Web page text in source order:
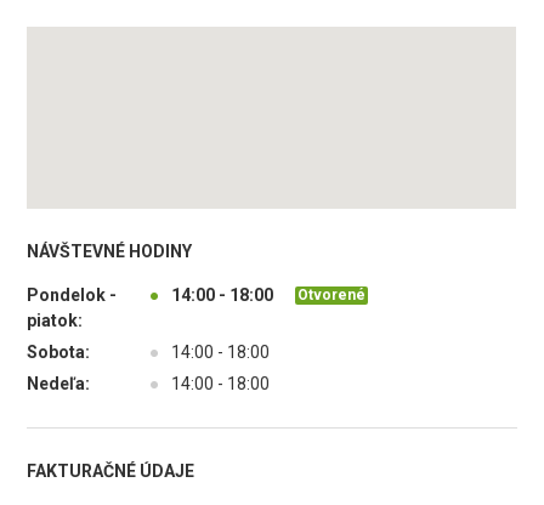
NÁVŠTEVNÉ HODINY
Pondelok -
piatok:
● 14:00 - 18:00 Otvorené
Sobota: ●
14:00 - 18:00
Nedeľa:
● 14:00 - 18:00
FAKTURAČNÉ ÚDAJE